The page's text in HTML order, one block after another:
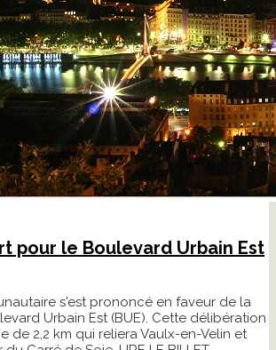
pour le Boulevard Urbain Est
s'est prononcé en faveur de la
Urbain Est (BUE). Cette délibération
de 2,2 km qui reliera Vaulx-en-Velin et